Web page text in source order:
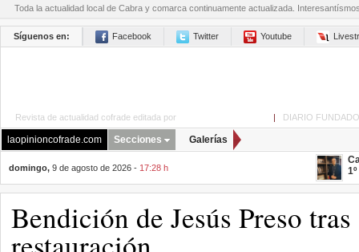
Toda la actualidad local de Cabra y comarca continuamente actualizada.
Síguenos en: Facebook Twitter Youtube
Revista de actualidad cofrade editada por | DIARIO
laopinioncofrade.com Secciones Galerías
domingo, 9 de agosto de 2026 - 17:28 h
Bendición de Jesús Preso tras